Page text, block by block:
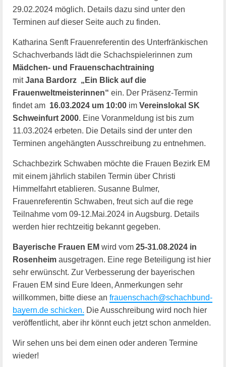
29.02.2024 möglich. Details dazu sind unter den
Terminen auf dieser Seite auch zu finden.
Katharina Senft Frauenreferentin des Unterfränkischen
Schachverbands lädt die Schachspielerinnen zum
Mädchen- und Frauenschachtraining
mitJana Bardorz „Ein Blick auf die
Frauenweltmeisterinnen“ ein. Der Präsenz-Termin
findet am 16.03.2024 um 10:00 im Vereinslokal SK
Schweinfurt 2000. Eine Voranmeldung ist bis zum
11.03.2024 erbeten. Die Details sind der unter den
Terminen angehängten Ausschreibung zu entnehmen.
Schachbezirk Schwaben möchte die Frauen Bezirk EM
mit einem jährlich stabilen Termin über Christi
Himmelfahrt etablieren. Susanne Bulmer,
Frauenreferentin Schwaben, freut sich auf die rege
Teilnahme vom 09-12.Mai.2024 in Augsburg. Details
werden hier rechtzeitig bekannt gegeben.
Bayerische Frauen EM wird vom 25-31.08.2024 in
Rosenheim ausgetragen. Eine rege Beteiligung ist hier
sehr erwünscht. Zur Verbesserung der bayerischen
Frauen EM sind Eure Ideen, Anmerkungen sehr
willkommen, bitte diese an frauenschach@schachbund-
bayern.de schicken. Die Ausschreibung wird noch hier
veröffentlicht, aber ihr könnt euch jetzt schon anmelden.
Wir sehen uns bei dem einen oder anderen Termine
wieder!